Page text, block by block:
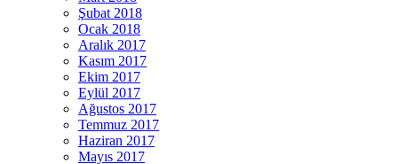
Şubat 2018
Ocak 2018
Aralık 2017
Kasım 2017
Ekim 2017
Eylül 2017
Ağustos 2017
Temmuz 2017
Haziran 2017
Mayıs 2017